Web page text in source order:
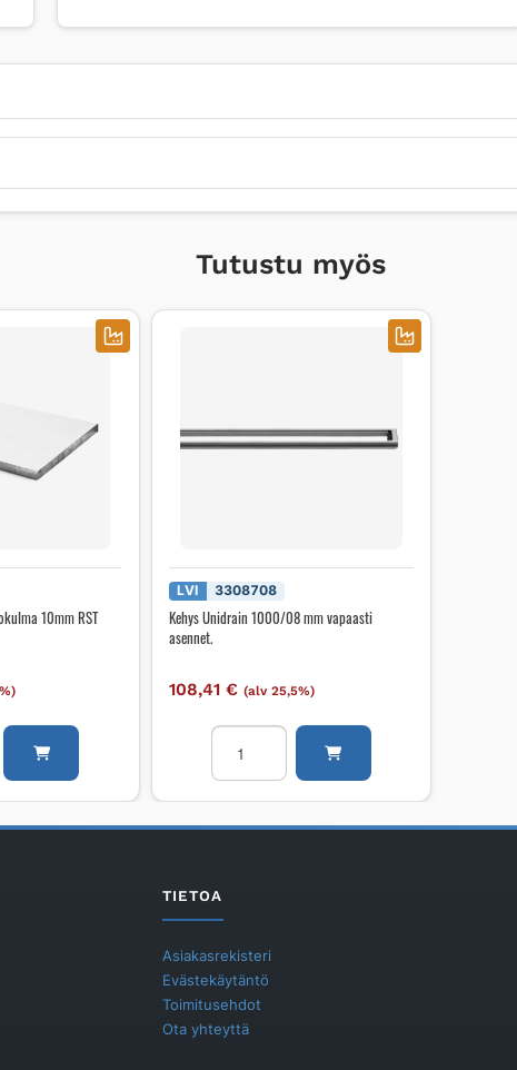
Tutustu myös
10mm RST
LVI 3308708
Kehys Unidrain 1000/08 mm vapaasti
asennet.
108,41 € (alv 25,5%)
Kehys
Unidrain
1000/08
vapaasti
TIETOA
Asiakasrekisteri
Evästekäytäntö
Toimitusehdot
Ota yhteyttä